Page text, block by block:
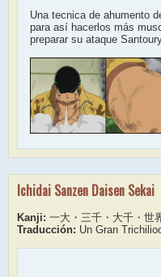
Una tecnica de ahumento
para así hacerlos más
preparar su ataque
Ichidai Sanzen Daisen Sekai
Kanji: 一大・三千・大千・世
Traducción: Un Gran